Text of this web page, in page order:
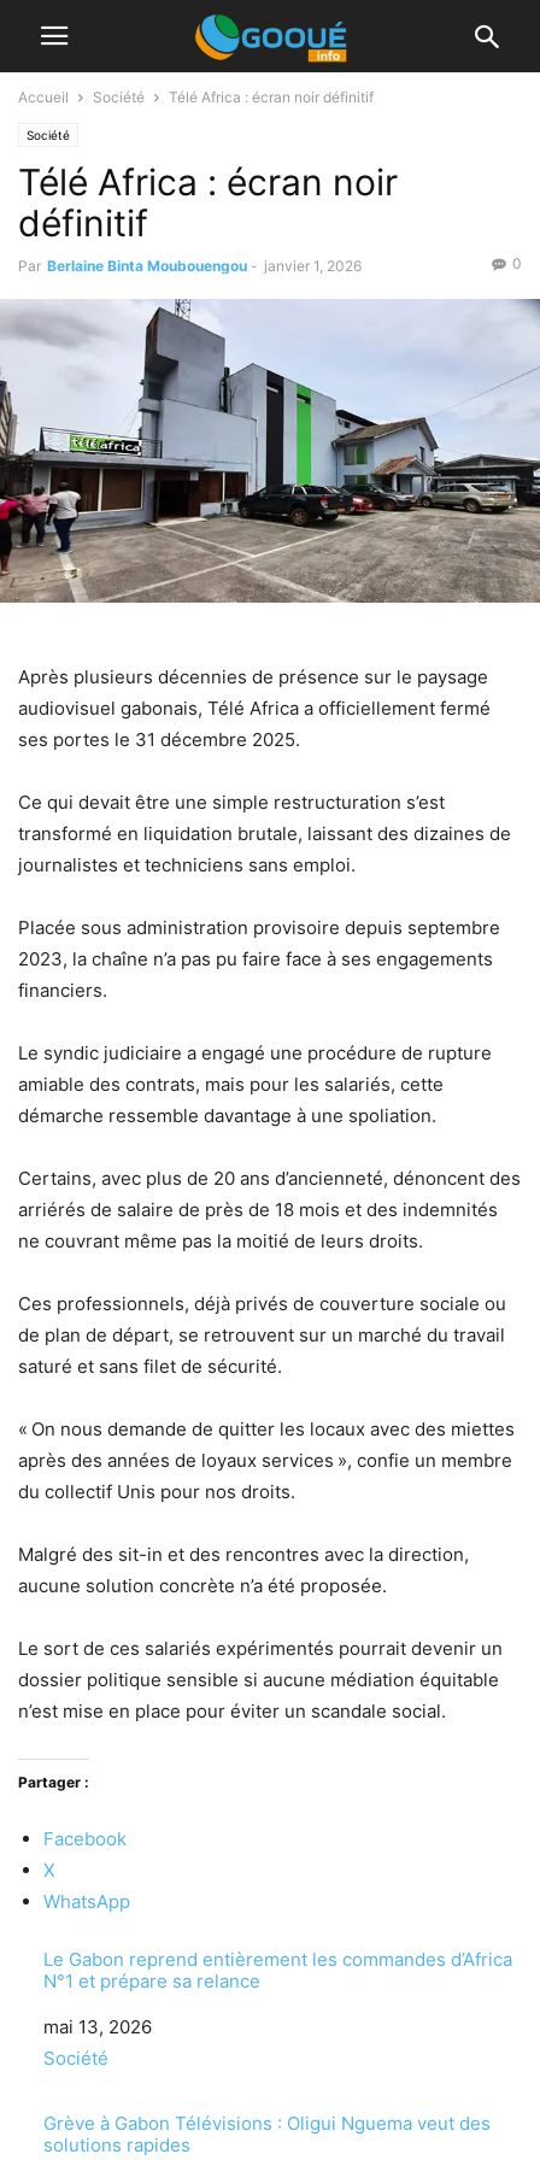
Accueil Société Télé Africa : écran noir définitif
Société
Télé Africa : écran noir
définitif
Par Berlaine Binta Moubouengou - janvier 1, 2026 0
Après plusieurs décennies de présence sur le paysage
audiovisuel gabonais, Télé Africa a officiellement fermé
ses portes le 31 décembre 2025.
Ce qui devait être une simple restructuration s’est
transformé en liquidation brutale, laissant des dizaines de
journalistes et techniciens sans emploi.
Placée sous administration provisoire depuis septembre
2023, la chaîne n’a pas pu faire face à ses engagements
financiers.
Le syndic judiciaire a engagé une procédure de rupture
amiable des contrats, mais pour les salariés, cette
démarche ressemble davantage à une spoliation.
Certains, avec plus de 20 ans d’ancienneté, dénoncent des
arriérés de salaire de près de 18 mois et des indemnités
ne couvrant même pas la moitié de leurs droits.
Ces professionnels, déjà privés de couverture sociale ou
de plan de départ, se retrouvent sur un marché du travail
saturé et sans filet de sécurité.
« On nous demande de quitter les locaux avec des miettes
après des années de loyaux services », confie un membre
du collectif Unis pour nos droits.
Malgré des sit-in et des rencontres avec la direction,
aucune solution concrète n’a été proposée.
Le sort de ces salariés expérimentés pourrait devenir un
dossier politique sensible si aucune médiation équitable
n’est mise en place pour éviter un scandale social.
Partager :
Facebook
X
WhatsApp
Le Gabon reprend entièrement les commandes d’Africa
N°1 et prépare sa relance
Date
mai 13, 2026
Par rapport à
Société
Grève à Gabon Télévisions : Oligui Nguema veut des
solutions rapides